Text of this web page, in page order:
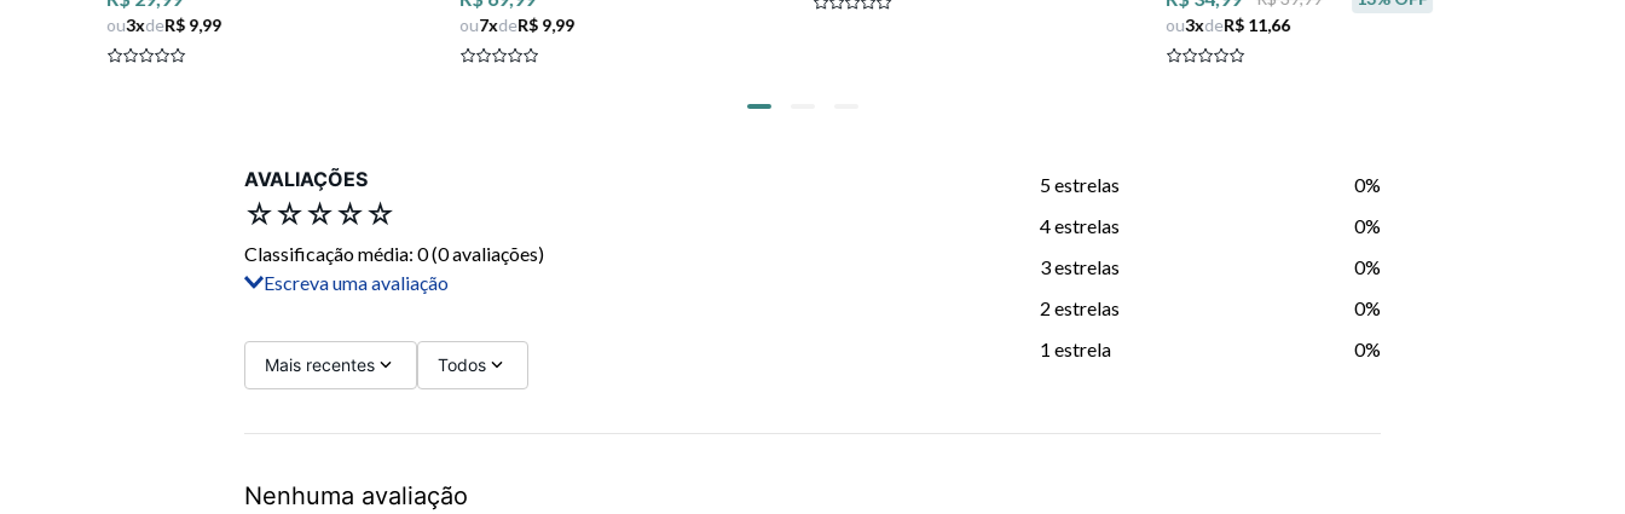
ou3xdeR$ 9,99 ou7xdeR$ 9,99
ou3xdeR$ 11,66
AVALIAÇÕES
☆☆☆☆☆
Classificação média: 0(0 avaliações)
5 estrelas
0%
4 estrelas
0%
3 estrelas
0%
2 estrelas
0%
1 estrela
0%
Escreva uma avaliação
Título
Avalie o produto de 1 a 5 estrelas
Seu nome
Mais recentes Todos
Nenhuma avaliação